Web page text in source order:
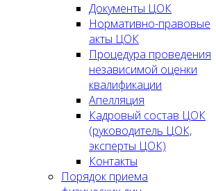
Документы ЦОК
Нормативно-правовые
акты ЦОК
Процедура проведения
независимой оценки
квалификации
Апелляция
Кадровый состав ЦОК
(руководитель ЦОК,
эксперты ЦОК)
Контакты
Порядок приема